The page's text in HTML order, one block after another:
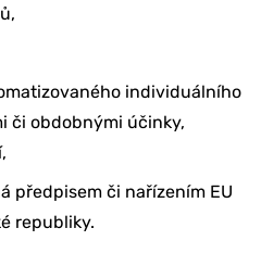
individuálního
či obdobnými účinky,
předpisem či nařízením EU
republiky.